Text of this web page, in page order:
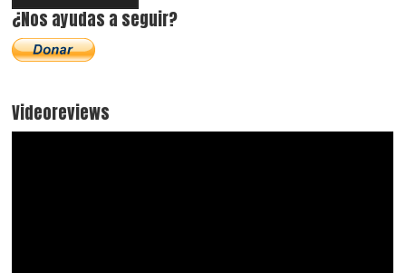
¿Nos ayudas a seguir?
Videoreviews